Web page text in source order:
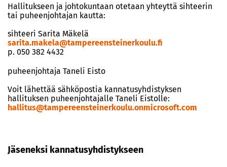
Hallitukseen ja johtokuntaan otetaan yhteyttä sihteerin
tai puheenjohtajan kautta:
sihteeri Sarita Mäkelä
sarita.makela@tampereensteinerkoulu.fi
p. 050 382 4432
puheenjohtaja Taneli Eisto
Voit lähettää sähköpostia kannatusyhdistyksen
hallituksen puheenjohtajalle Taneli Eistolle:
hallitus@tampereensteinerkoulu.onmicrosoft.com
Jäseneksi kannatusyhdistykseen